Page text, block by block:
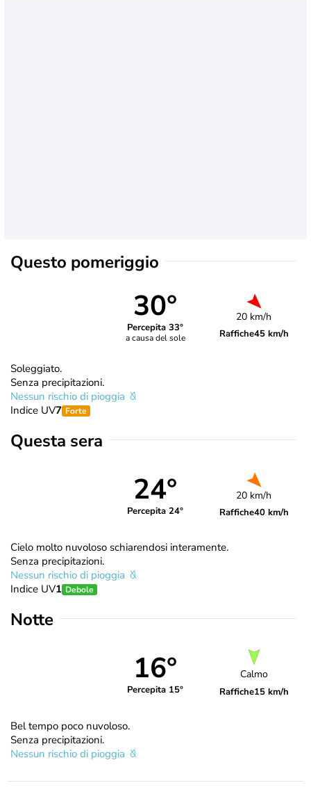
Questo pomeriggio
30°
Percepita 33°
a causa del sole
20 km/h
Raffiche45 km/h
Soleggiato.
Senza precipitazioni.
Nessun rischio di pioggia
Indice UV7 Forte
Questa sera
24°
Percepita 24°
20 km/h
Raffiche40 km/h
Cielo molto nuvoloso schiarendosi interamente.
Senza precipitazioni.
Nessun rischio di pioggia
Indice UV1 Debole
Notte
16°
Percepita 15°
Calmo
Raffiche15 km/h
Bel tempo poco nuvoloso.
Senza precipitazioni.
Nessun rischio di pioggia